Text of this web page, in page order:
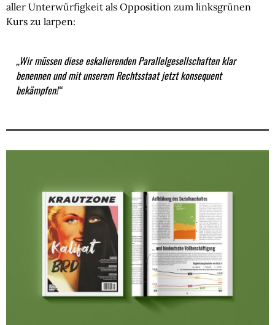
aller Unterwürfigkeit als Opposition zum linksgrünen
Kurs zu larpen:
„Wir müssen diese eskalierenden Parallelgesellschaften klar
benennen und mit unserem Rechtsstaat jetzt konsequent
bekämpfen!“